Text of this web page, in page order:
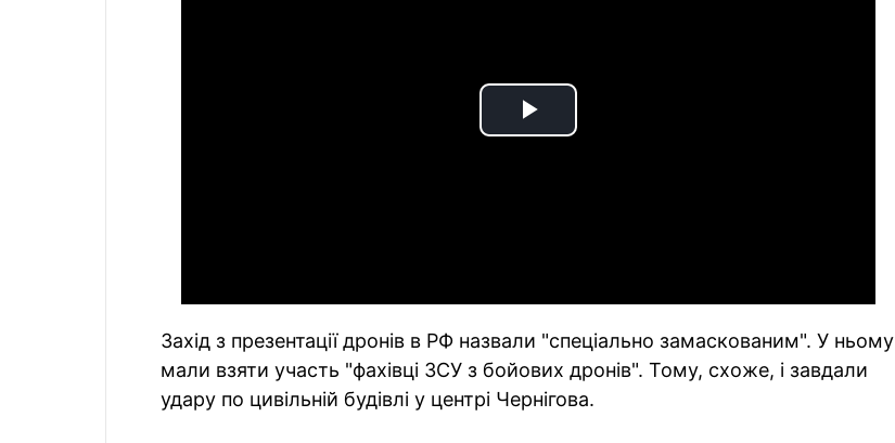
Play
Захід з презентації дронів в РФ назвали "спеціально замаскованим". У ньому
мали взяти участь "фахівці ЗСУ з бойових дронів". Тому, схоже, і завдали
удару по цивільній будівлі у центрі Чернігова.